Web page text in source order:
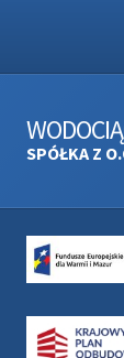
SPÓŁKA Z